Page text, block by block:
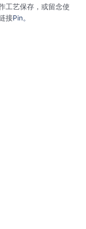
工艺保存，或留念使
接Pin。